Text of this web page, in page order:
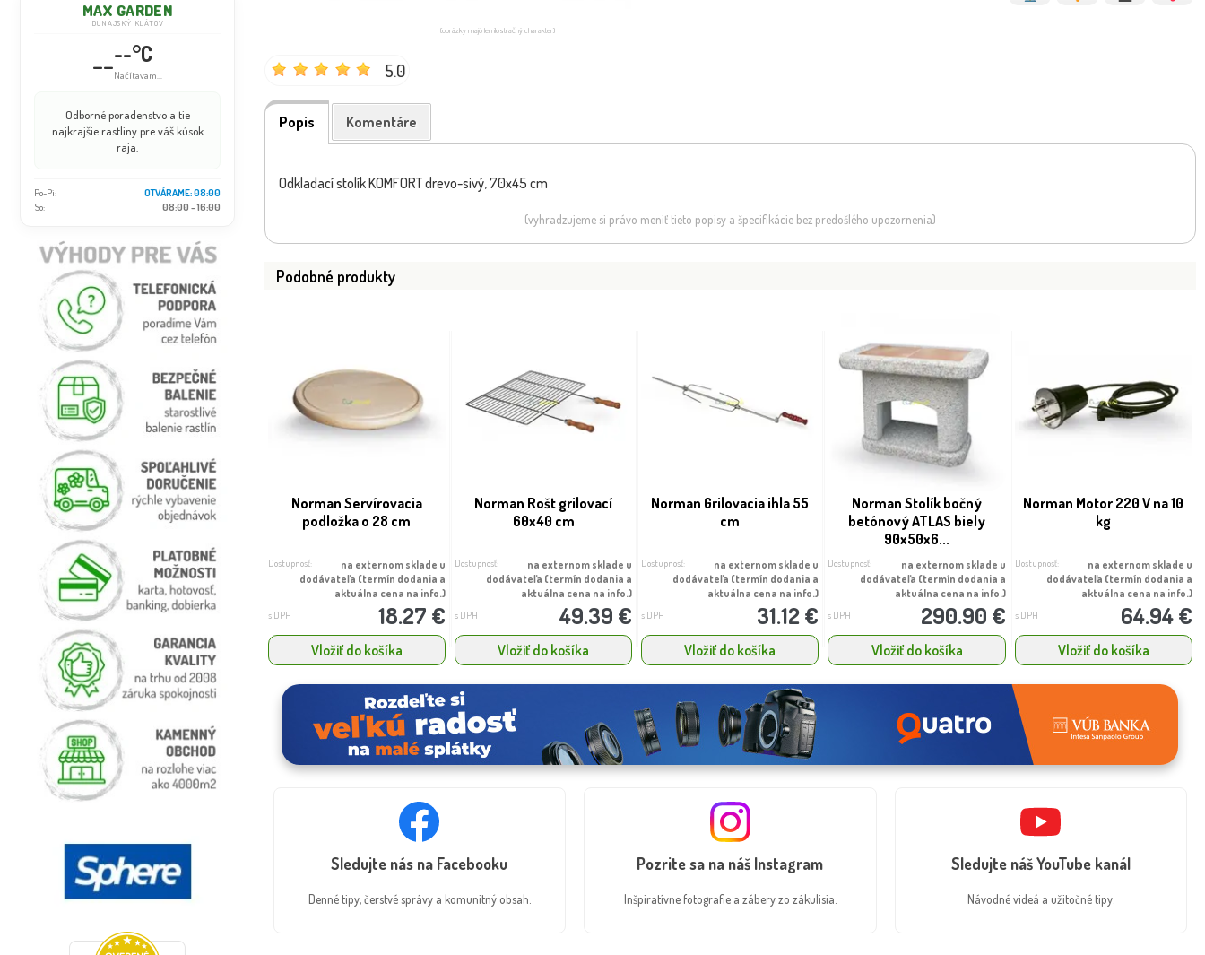
MAX GARDEN
DUNAJSKÝ KLÁTOV
----°C
Načítavam...
Odborné poradenstvo a tie
najkrajšie rastliny pre váš kúsok
raja.
Po-Pi:
OTVÁRAME: 08:00
So:
08:00 - 16:00
(obrázky majú len ilustračný charakter)
5.0
Popis Komentáre
Odkladací stolík KOMFORT drevo-sivý, 70x45 cm
(vyhradzujeme si právo meniť tieto popisy a špecifikácie bez predošlého upozornenia)
Podobné produkty
Norman Servírovacia
podložka o 28 cm
Dostupnosť:
na externom sklade u
dodávateľa (termín dodania a
aktuálna cena na info.)
s DPH 18.27 €
Vložiť do košíka
Norman Rošt grilovací
60x40 cm
Dostupnosť:
na externom sklade u
dodávateľa (termín dodania a
aktuálna cena na info.)
s DPH 49.39 €
Vložiť do košíka
Norman Grilovacia ihla 55
cm
Dostupnosť:
na externom sklade u
dodávateľa (termín dodania a
aktuálna cena na info.)
s DPH 31.12 €
Vložiť do košíka
Norman Stolík bočný
betónový ATLAS biely
90x50x6...
Dostupnosť:
na externom sklade u
dodávateľa (termín dodania a
aktuálna cena na info.)
s DPH 290.90 €
Vložiť do košíka
Norman Motor 220 V na 10
kg
Dostupnosť:
na externom sklade u
dodávateľa (termín dodania a
aktuálna cena na info.)
s DPH 64.94 €
Vložiť do košíka
Sledujte nás na Facebooku
Denné tipy, čerstvé správy a komunitný obsah.
Pozrite sa na náš Instagram
Inšpiratívne fotografie a zábery zo zákulisia.
Sledujte náš YouTube kanál
Návodné videá a užitočné tipy.